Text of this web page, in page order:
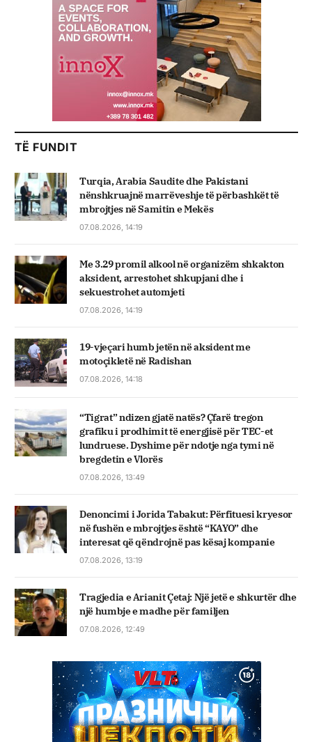
TË FUNDIT
Turqia, Arabia Saudite dhe Pakistani
nënshkruajnë marrëveshje të përbashkët të
mbrojtjes në Samitin e Mekës
07.08.2026, 14:19
Me 3.29 promil alkool në organizëm shkakton
aksident, arrestohet shkupjani dhe i
sekuestrohet automjeti
07.08.2026, 14:19
19-vjeçari humb jetën në aksident me
motoçikletë në Radishan
07.08.2026, 14:18
“Tigrat” ndizen gjatë natës? Çfarë tregon
grafiku i prodhimit të energjisë për TEC-et
lundruese. Dyshime për ndotje nga tymi në
bregdetin e Vlorës
07.08.2026, 13:49
Denoncimi i Jorida Tabakut: Përfituesi kryesor
në fushën e mbrojtjes është “KAYO” dhe
interesat që qëndrojnë pas kësaj kompanie
07.08.2026, 13:19
Tragjedia e Arianit Çetaj: Një jetë e shkurtër dhe
një humbje e madhe për familjen
07.08.2026, 12:49